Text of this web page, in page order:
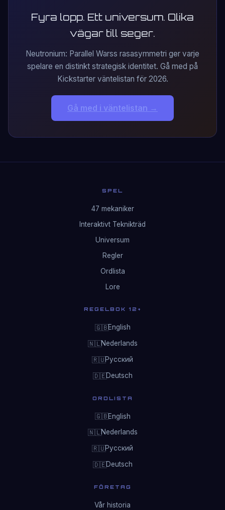
Fyra lopp. Ett universum. Olika
vägar till seger.
Neutronium: Parallel Warss rasasymmetri ger varje
spelare en distinkt strategisk identitet. Gå med på
Kickstarter väntelistan för 2026.
Gå med i väntelistan →
SPEL
47 mekaniker
Interaktivt Teknikträd
Universum
Regler
Ordlista
Lore
REGELBOK 12+
🇬🇧English
🇳🇱Nederlands
🇷🇺Русский
🇩🇪Deutsch
ORDLISTA
🇬🇧English
🇳🇱Nederlands
🇷🇺Русский
🇩🇪Deutsch
FÖRETAG
Vår historia